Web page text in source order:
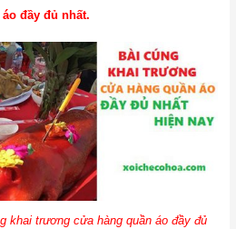
đầy đủ nhất.
khai trương cửa hàng quần áo đầy đủ